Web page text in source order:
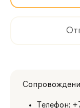
Телефон: